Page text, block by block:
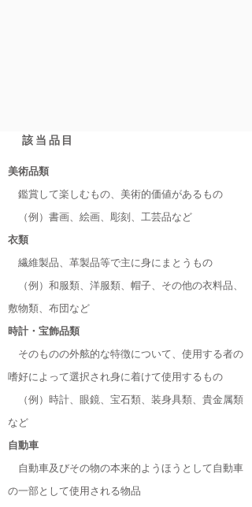
該当品目
美術品類
鑑賞して楽しむもの、美術的価値があるもの
（例）書画、絵画、彫刻、工芸品など
衣類
繊維製品、革製品等で主に身にまとうもの
（例）和服類、洋服類、帽子、その他の衣料品、
敷物類、布団など​
時計・宝飾品類
​ そのものの外舷的な特徴について、使用する者の
嗜好によって選択され身に着けて使用するもの
（例）時計、眼鏡、宝石類、装身具類、貴金属類
など
自動車
自動車及びその物の本来的ようほうとして自動車
の一部として使用される物品